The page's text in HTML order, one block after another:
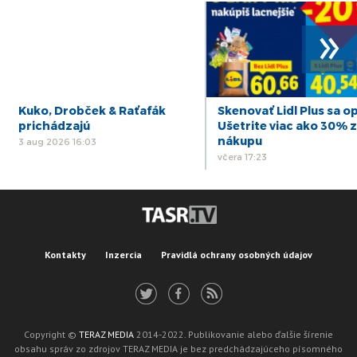
Kuko, Drobček & Raťafák
prichádzajú
3 aug 2026 16:03
Skenovať Lidl Plus sa
Ušetrite viac ako 30% z
nákupu
včera 17:23
»
Kontakty Inzercia Pravidlá ochrany osobných údajov
Copyright © TERAZ MEDIA 2014-2022. Publikovanie alebo ďalšie šírenie
obsahu správ zo zdrojov TERAZ MEDIA je bez predchádzajúceho písomného